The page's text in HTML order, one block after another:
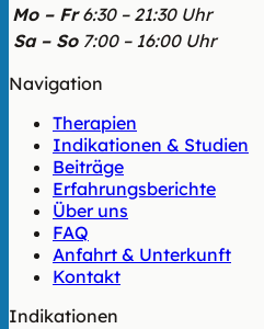
Mo – Fr 6:30 – 21:30 Uhr
Sa – So 7:00 – 16:00 Uhr
Navigation
Therapien
Indikationen & Studien
Beiträge
Erfahrungsberichte
Über uns
FAQ
Anfahrt & Unterkunft
Kontakt
Indikationen